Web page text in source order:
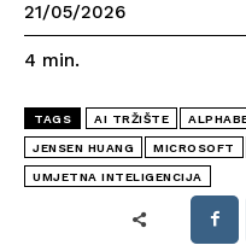
21/05/2026
4 min.
TAGS AI TRŽIŠTE
JENSEN HUANG MICROSOFT
UMJETNA INTELIGENCIJA